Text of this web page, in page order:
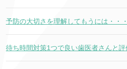
予防の大切さを理解してもうには・・
待ち時間対策1つで良い歯医者さんと